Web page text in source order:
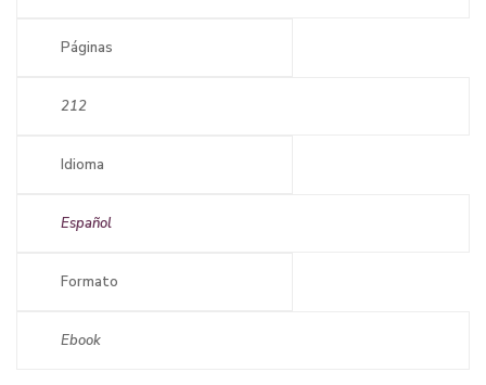
Páginas
212
Idioma
Español
Formato
Ebook